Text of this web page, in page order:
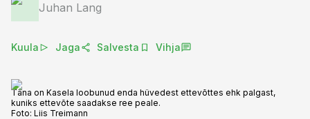
Juhan Lang
Kuula Jaga Salvesta Vihja
Täna on Kasela loobunud enda hüvedest ettevõttes ehk palgast,
kuniks ettevõte saadakse ree peale.
Foto: Liis Treimann